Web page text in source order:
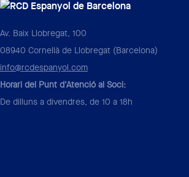
Av. Baix Llobregat, 100
08940 Cornellà de Llobregat (Barcelona)
info@rcdespanyol.com
Horari del Punt d'Atenció al Soci:
De dilluns a divendres, de 10 a 18h